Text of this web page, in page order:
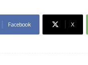
Facebook X